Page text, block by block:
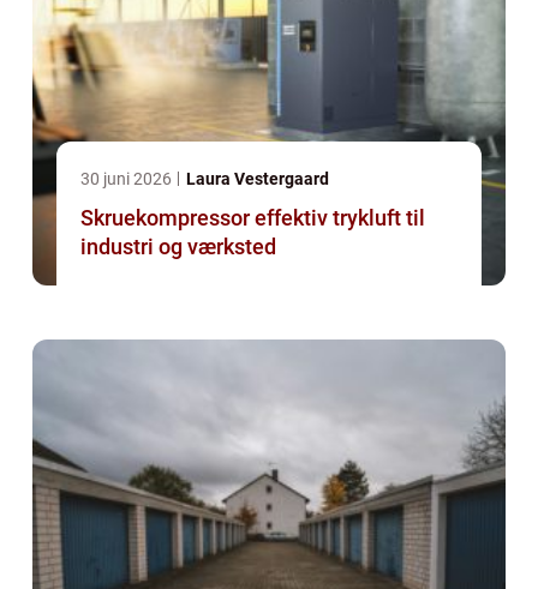
30 juni 2026 Laura Vestergaard
Skruekompressor effektiv trykluft til
industri og værksted